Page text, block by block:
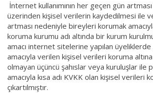
İnternet kullanımının her geçen gün
üzerinden kişisel verilerin kaydedilmesi ile
artması nedeniyle bireyleri korumak
koruma kurumu adı altında bir kurum
amacı internet sitelerine yapılan üyeliklerde
amacıyla verilen kişisel verileri koruma
olmayan üçüncü şahıslar veya kuruluşlar ile
amacıyla kısa adı KVKK olan kişisel verileri
çıkartılmıştır.